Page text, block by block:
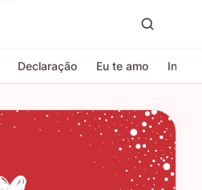
Declaração Eu te amo